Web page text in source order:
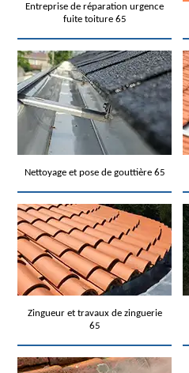
Entreprise de réparation urgence
fuite toiture 65
Nettoyage et pose de gouttière 65
Zingueur et travaux de zinguerie
65